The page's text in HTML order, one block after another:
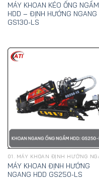
MÁY KHOAN KÉO ỐNG NGẦM
HDD – ĐỊNH HƯỚNG NGANG
GS130-LS
MÁY KHOAN ĐỊNH HƯỚNG
NGANG HDD GS250-LS